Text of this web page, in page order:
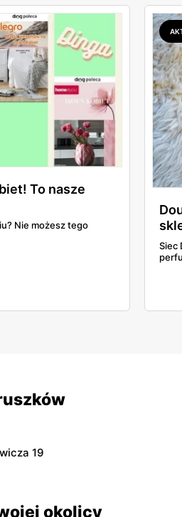
To nasze
Nie możesz tego
Siec
19
okolicy